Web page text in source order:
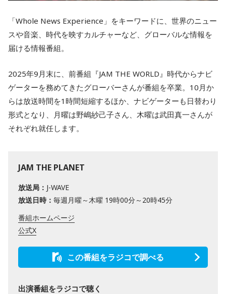
「Whole News Experience」をキーワードに、世界のニュー
スや音楽、時代を映すカルチャーなど、グローバルな情報を
届ける情報番組。
2025年9月末に、前番組『JAM THE WORLD』時代からナビ
ゲーターを務めてきたグローバーさんが番組を卒業。10月か
らは放送時間を1時間短縮するほか、ナビゲーターも日替わり
形式となり、月曜は野嶋紗己子さん、木曜は武田真一さんが
それぞれ就任します。
JAM THE PLANET
放送局： J-WAVE
放送日時： 毎週月曜～木曜 19時00分～20時45分
番組ホームページ
公式X
この番組をラジコで調べる
出演番組をラジコで聴く